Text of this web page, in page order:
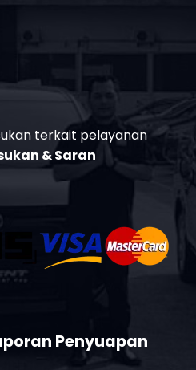
terkait pelayanan
& Saran
Penyuapan